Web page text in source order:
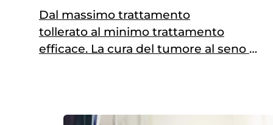
Dal massimo trattamento
tollerato al minimo trattamento
efficace. La cura del tumore al seno è
perché è cambiato il modo stesso di